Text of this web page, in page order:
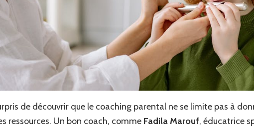
de découvrir que le coaching parental ne se limite pas à
ressources. Un bon coach, comme Fadila Marouf, éducatrice